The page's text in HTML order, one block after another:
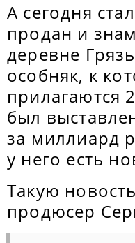
А сегодня
продан и
деревне
особняк, к
прилагаются
был
за миллиард
у него есть
Такую
продюсер